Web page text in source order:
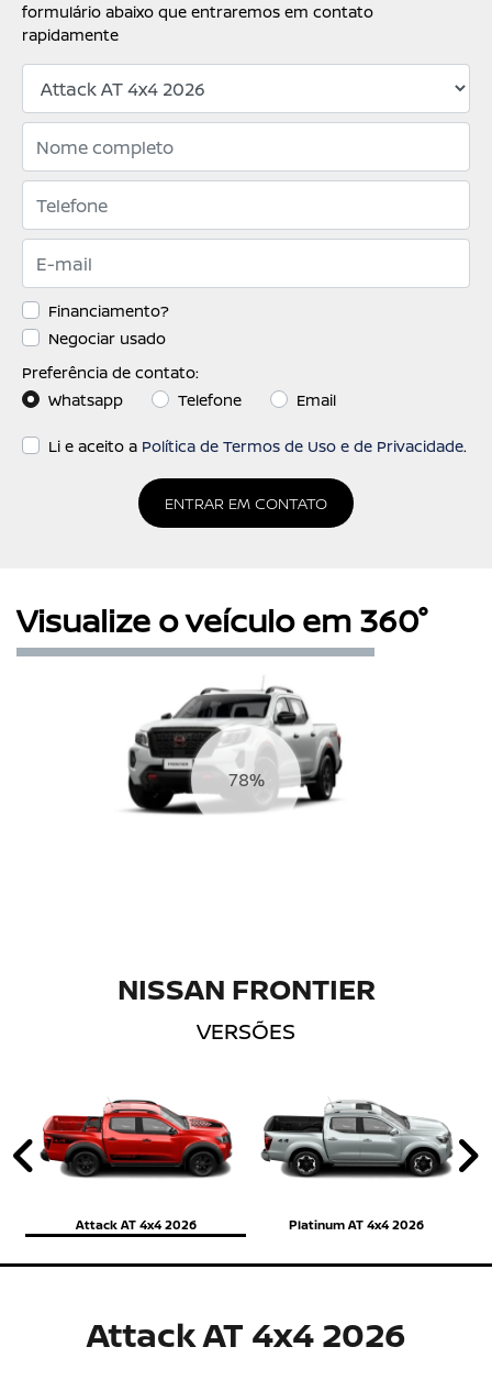
formulário abaixo que entraremos em contato
rapidamente
Financiamento?
Negociar usado
Preferência de contato:
Whatsapp
Telefone Email
Li e aceito a Política de Termos de Uso e de Privacidade.
ENTRAR EM CONTATO
Visualize o veículo em 360°
86%
NISSAN FRONTIER
VERSÕES
Attack AT 4x4 2026 Platinum AT 4x4 2026
Anterior
Attack AT 4x4 2026